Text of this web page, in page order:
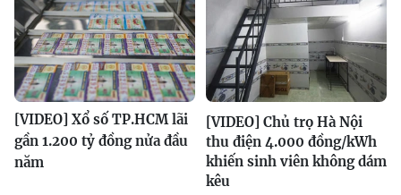
[VIDEO] Xổ số TP.HCM lãi
gần 1.200 tỷ đồng nửa đầu
năm
[VIDEO] Chủ trọ Hà Nội
thu điện 4.000 đồng/kWh
khiến sinh viên không dám
kêu